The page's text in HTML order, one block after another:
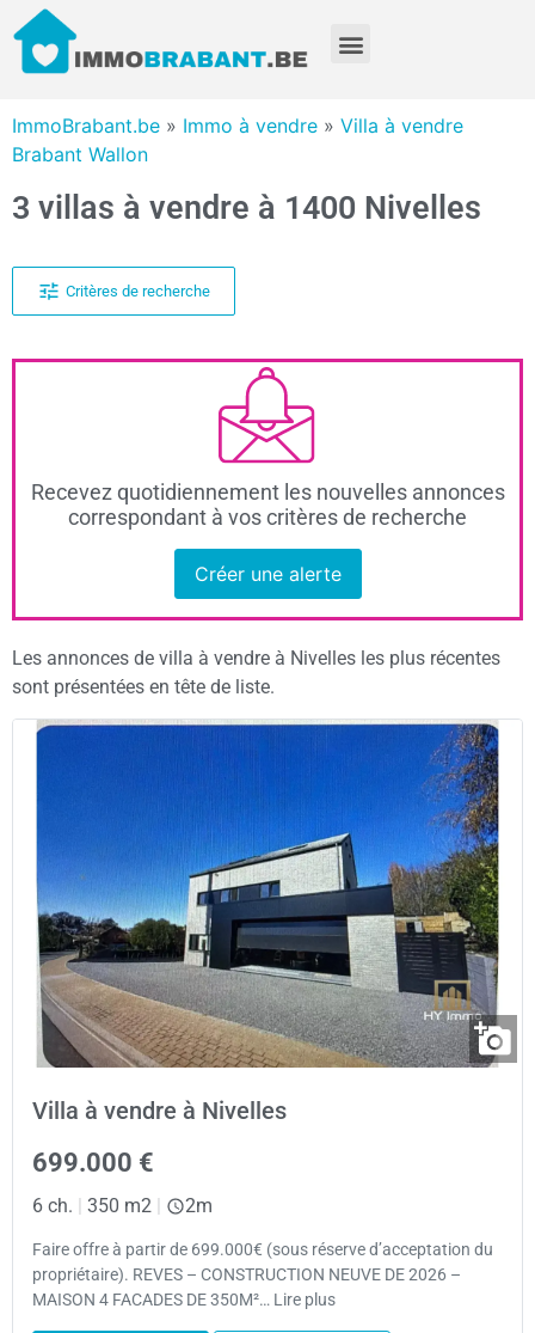
ImmoBrabant.be » Immo à vendre » Villa à vendre
Brabant Wallon
3 villas à vendre à 1400 Nivelles
Critères de recherche
Recevez quotidiennement les nouvelles annonces
correspondant à vos critères de recherche
Créer une alerte
Les annonces de villa à vendre à Nivelles les plus récentes
sont présentées en tête de liste.
Villa à vendre à Nivelles
699.000 €
6 ch. | 350 m2 | 2m
Faire offre à partir de 699.000€ (sous réserve d’acceptation du
propriétaire). REVES – CONSTRUCTION NEUVE DE 2026 –
MAISON 4 FACADES DE 350M²… Lire plus